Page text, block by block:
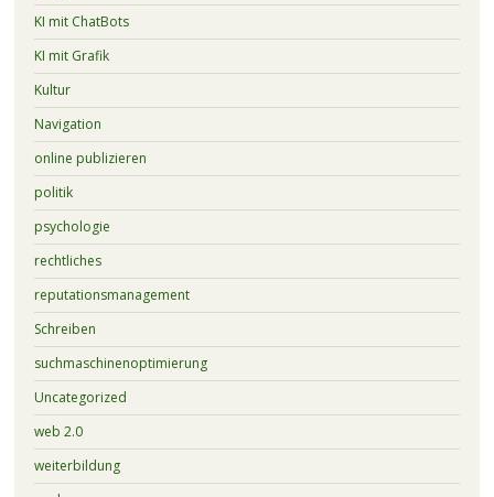
KI mit ChatBots
KI mit Grafik
Kultur
Navigation
online publizieren
politik
psychologie
rechtliches
reputationsmanagement
Schreiben
suchmaschinenoptimierung
Uncategorized
web 2.0
weiterbildung